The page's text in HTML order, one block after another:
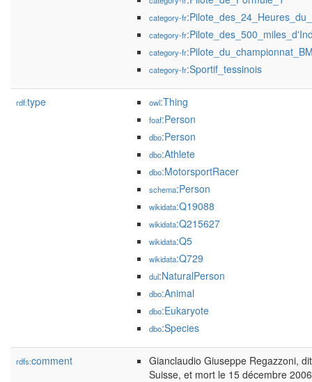
category-fr
category-fr
category-fr
category-fr:Sportif_tessinois
rdf:type owl:Thing
foaf:Person
dbo:Person
dbo:Athlete
dbo:MotorsportRacer
schema:Person
wikidata:Q19088
wikidata:Q215627
wikidata:Q5
wikidata:Q729
dul:NaturalPerson
dbo:Animal
dbo:Eukaryote
dbo:Species
rdfs:comment
Gianclaudio Giuseppe Regazzoni,
Suisse, et mort le 15 décembre